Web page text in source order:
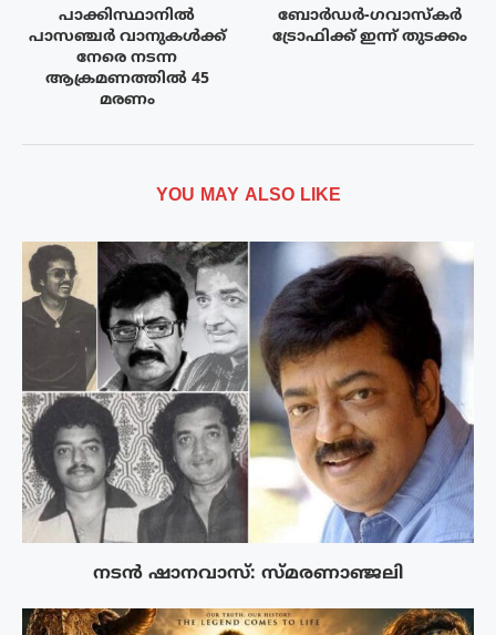
പാക്കിസ്ഥാനിൽ
പാസഞ്ചർ വാനുകൾക്ക്
നേരെ നടന്ന
ആക്രമണത്തിൽ 45
മരണം
ബോർഡർ-​ഗവാസ്കർ
ട്രോഫിക്ക് ഇന്ന് തുടക്കം
YOU MAY ALSO LIKE
നടൻ ഷാനവാസ്: സ്മരണാഞ്ജലി